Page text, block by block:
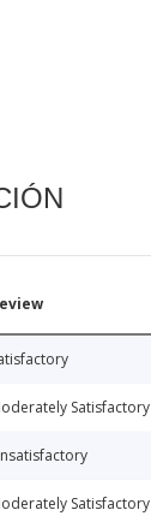
Satisfactory
Satisfactory